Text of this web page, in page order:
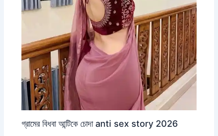
গ্রামের বিধবা আন্টিকে চোদা anti sex story 2026